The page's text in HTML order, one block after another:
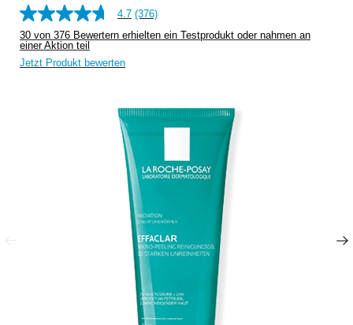
4.7 (376)
30 von 376 Bewertern erhielten ein Testprodukt oder nahmen an
einer Aktion teil
Jetzt Produkt bewerten
Nächster Eintrag